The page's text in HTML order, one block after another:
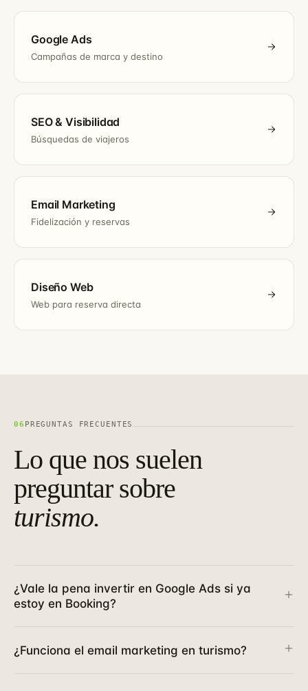
Google Ads
Campañas de marca y destino
SEO & Visibilidad
Búsquedas de viajeros
Email Marketing
Fidelización y reservas
Diseño Web
Web para reserva directa
06 PREGUNTAS FRECUENTES
Lo que nos suelen
preguntar sobre
turismo.
¿Vale la pena invertir en Google Ads si ya
estoy en Booking?
¿Funciona el email marketing en turismo?